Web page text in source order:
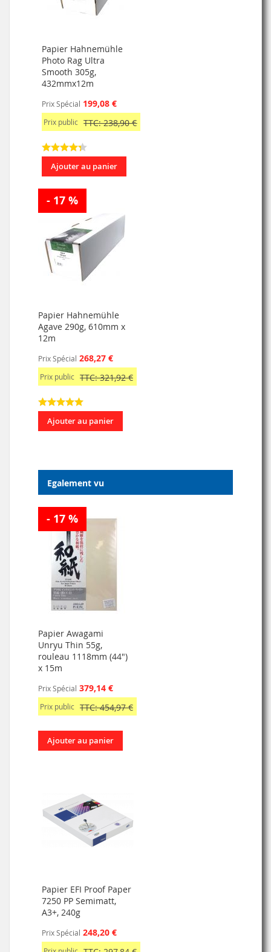
Papier Hahnemühle
Photo Rag Ultra
Smooth 305g,
432mmx12m
Prix Spécial 199,08 €
Prix public TTC: 238,90 €
Ajouter au panier
- 17 %
Papier Hahnemühle
Agave 290g, 610mm x
12m
Prix Spécial 268,27 €
Prix public TTC: 321,92 €
Ajouter au panier
Egalement vu
- 17 %
Papier Awagami
Unryu Thin 55g,
rouleau 1118mm (44")
x 15m
Prix Spécial 379,14 €
Prix public TTC: 454,97 €
Ajouter au panier
Papier EFI Proof Paper
7250 PP Semimatt,
A3+, 240g
Prix Spécial 248,20 €